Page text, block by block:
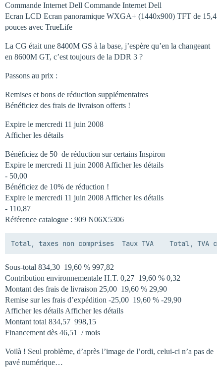
Commande Internet Dell Commande Internet Dell
Ecran LCD Ecran panoramique WXGA+ (1440x900) TFT de 15,4
pouces avec TrueLife
La CG était une 8400M GS à la base, j’espère qu’en la changeant
en 8600M GT, c’est toujours de la DDR 3 ?
Passons au prix :
Remises et bons de réduction supplémentaires
Bénéficiez des frais de livraison offerts !
Expire le mercredi 11 juin 2008
Afficher les détails
Bénéficiez de 50  de réduction sur certains Inspiron
Expire le mercredi 11 juin 2008 Afficher les détails
- 50,00 
Bénéficiez de 10% de réduction !
Expire le mercredi 11 juin 2008 Afficher les détails
- 110,87 
Référence catalogue : 909 N06X5306
Sous-total 834,30  19,60 % 997,82 
Contribution environnementale H.T. 0,27  19,60 % 0,32 
Montant des frais de livraison 25,00  19,60 % 29,90 
Remise sur les frais d’expédition -25,00  19,60 % -29,90 
Afficher les détails Afficher les détails
Montant total 834,57  998,15 
Financement dès 46,51  / mois
Voilà ! Seul problème, d’après l’image de l’ordi, celui-ci n’a pas de
pavé numérique…